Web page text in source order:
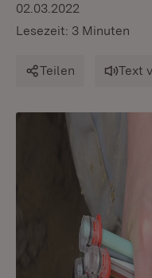
02.03.2022
Lesezeit: 3 Minuten
Teilen Text